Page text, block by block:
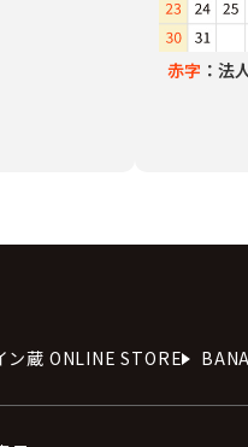
赤字 ：法
ン蔵 ONLINE STORE